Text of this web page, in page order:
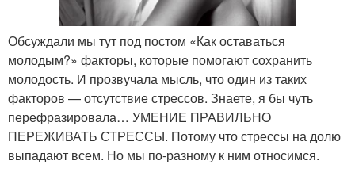
Обсуждали мы тут под постом «Как оставаться
молодым?» факторы, которые помогают сохранить
молодость. И прозвучала мысль, что один из таких
факторов — отсутствие стрессов. Знаете, я бы чуть
перефразировала… УМЕНИЕ ПРАВИЛЬНО
ПЕРЕЖИВАТЬ СТРЕССЫ. Потому что стрессы на долю
выпадают всем. Но мы по-разному к ним относимся.